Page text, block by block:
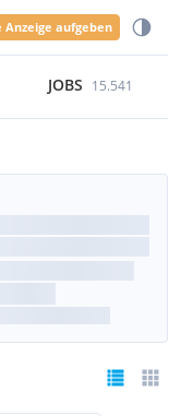
Anzeige aufgeben
JOBS 15.541